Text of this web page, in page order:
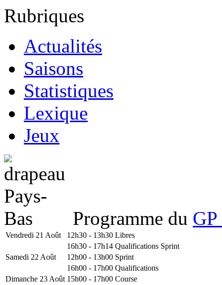
Rubriques
Actualités
Saisons
Statistiques
Lexique
Jeux
Programme du
Vendredi 21 Août 12h30 - 13h30 Libres
16h30 - 17h14 Qualifications Sprint
Samedi 22 Août
12h00 - 13h00 Sprint
16h00 - 17h00 Qualifications
Dimanche 23 Août 15h00 - 17h00 Course